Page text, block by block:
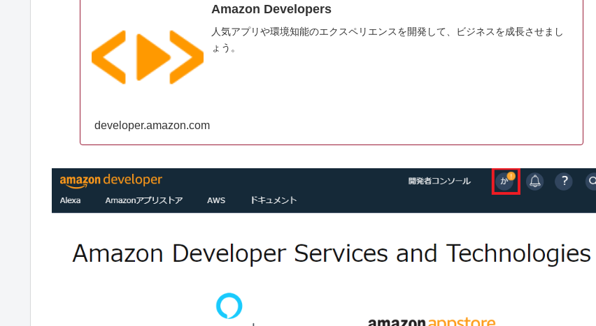
Amazon Developers
人気アプリや環境知能のエクスペリエンスを開発して、ビジネスを成長させまし
ょう。
developer.amazon.com